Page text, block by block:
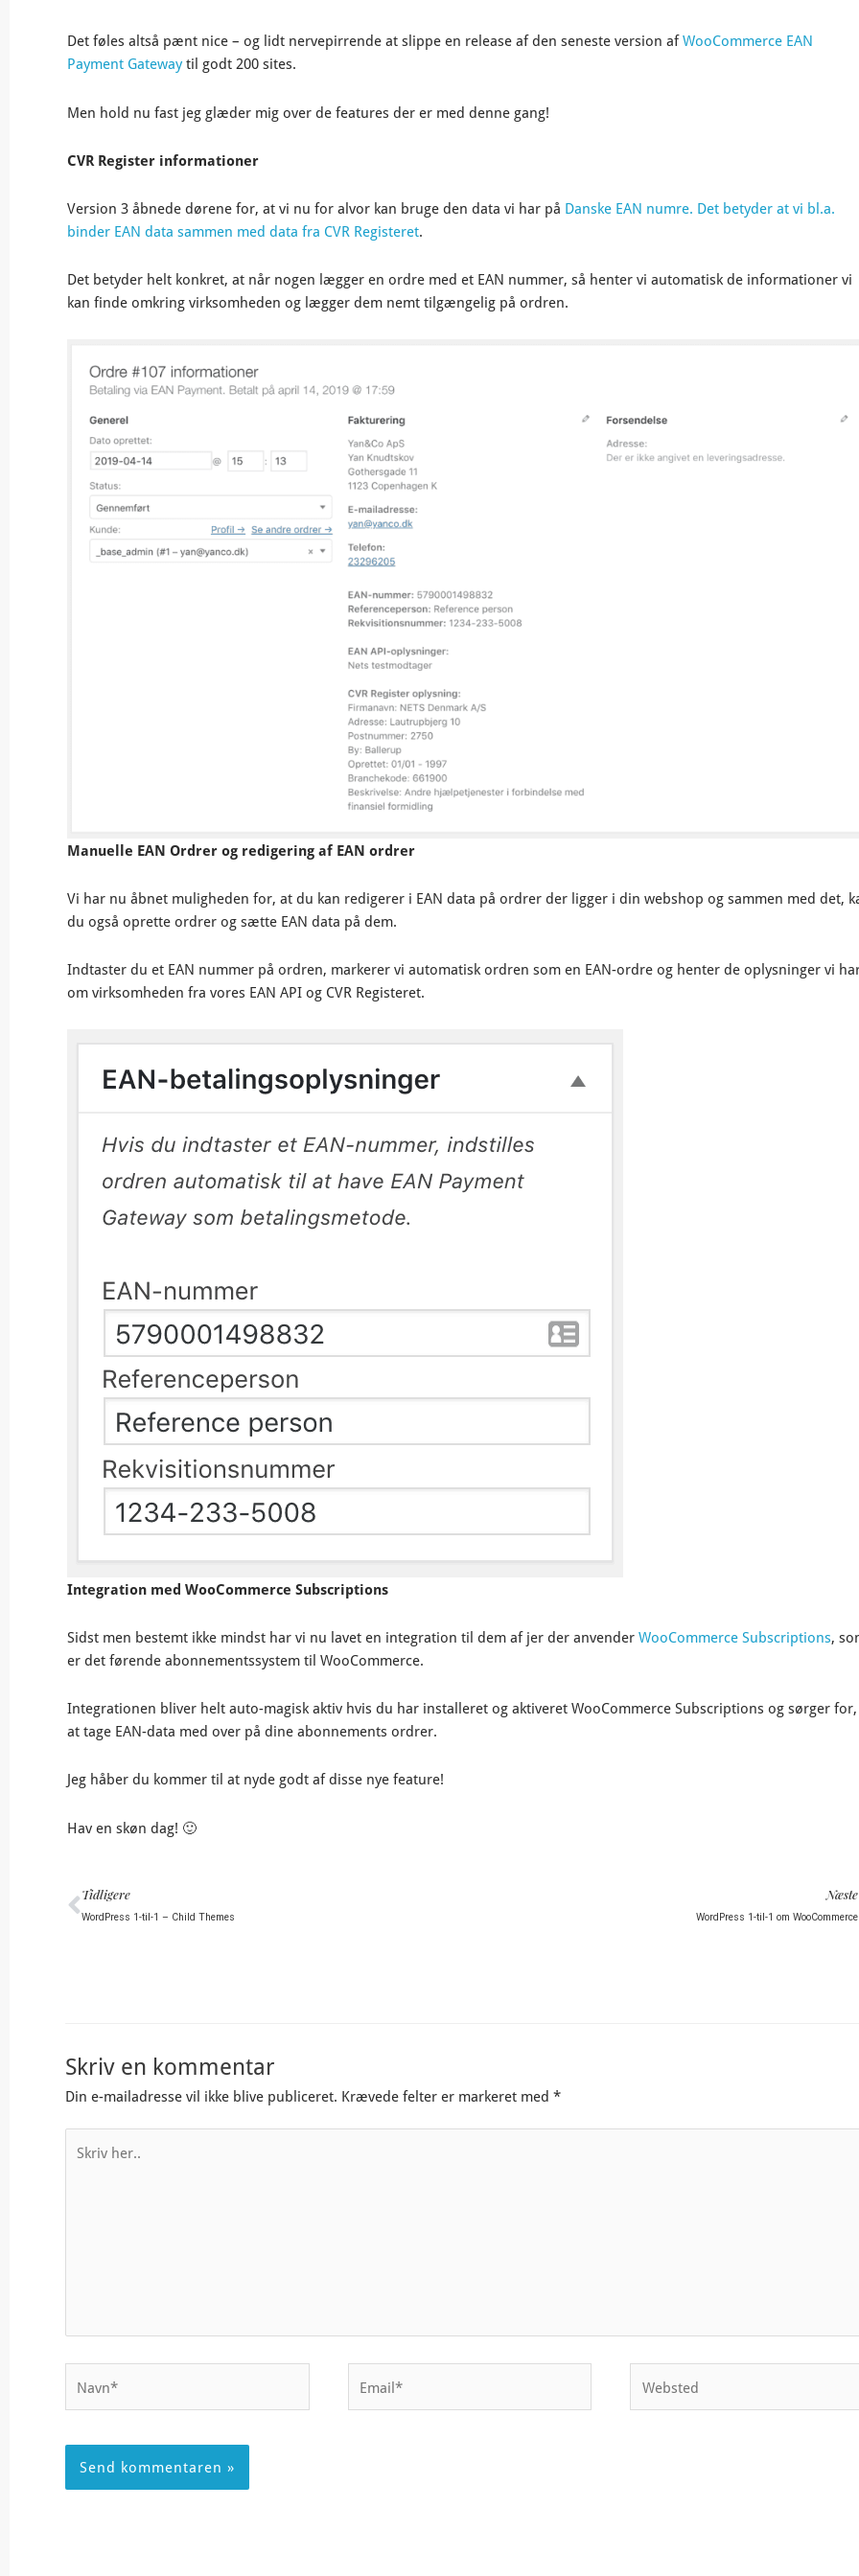
Det føles altså pænt nice – og lidt nervepirrende at slippe en release af den seneste version afWooCommerce EAN
Payment Gateway til godt 200 sites.
Men hold nu fast jeg glæder mig over de features der er med denne gang!
CVR Register informationer
Version 3 åbnede dørene for, at vi nu for alvor kan bruge den data vi har på Danske EAN numre. Det betyder at vi bl.a.
binder EAN data sammen med data fra CVR Registeret.
Det betyder helt konkret, at når nogen lægger en ordre med et EAN nummer, så henter vi automatisk de informationer vi
kan finde omkring virksomheden og lægger dem nemt tilgængelig på ordren.
Manuelle EAN Ordrer og redigering af EAN ordrer
Vi har nu åbnet muligheden for, at du kan redigerer i EAN data på ordrer der ligger i din webshop og sammen med det,
du også oprette ordrer og sætte EAN data på dem.
Indtaster du et EAN nummer på ordren, markerer vi automatisk ordren som en EAN-ordre og henter de oplysninger vi
om virksomheden fra vores EAN API og CVR Registeret.
Integration med WooCommerce Subscriptions
Sidst men bestemt ikke mindst har vi nu lavet en integration til dem af jer der anvender WooCommerce Subscriptions,
er det førende abonnementssystem til WooCommerce.
Integrationen bliver helt auto-magisk aktiv hvis du har installeret og aktiveret WooCommerce Subscriptions og sørger for,
at tage EAN-data med over på dine abonnements ordrer.
Jeg håber du kommer til at nyde godt af disse nye feature!
Hav en skøn dag! 🙂
Tidligere
Tidligere
WordPress 1-til-1 – Child Themes
Næste
WordPress 1-til-1 om WooCommerce
Skriv en kommentar
Din e-mailadresse vil ikke blive publiceret. Krævede felter er markeret med *
her..